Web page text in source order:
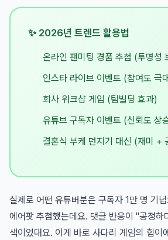
✨ 2026년 트렌드 활용법
온라인 팬미팅 경품 추첨 (투명성
인스타 라이브 이벤트 (참여도 극
회사 워크샵 게임 (팀빌딩 효과)
유튜브 구독자 이벤트 (신뢰도 상
결혼식 부케 던지기 대신 (재미 +
실제로 어떤 유튜버분은 구독자 1만 명 기
에어팟 추첨했는데요. 댓글 반응이 "공정하
색이었대요. 이게 바로 사다리 게임의 힘이